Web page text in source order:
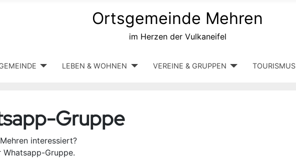
Ortsgemeinde Mehren
im Herzen der Vulkaneifel
LEBEN & WOHNEN VEREINE & GRUPPEN TOURISMUS
Gruppe
interessiert?
Gruppe.